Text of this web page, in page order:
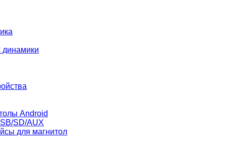
Android
SD/AUX
для магнитол